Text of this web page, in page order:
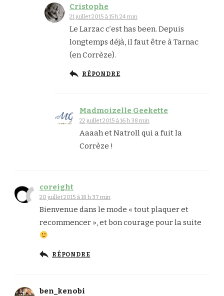
Cristophe
21 juillet 2015 à 15 h 24 min
Le Larzac c’est has been. Depuis
longtemps déjà, il faut être à Tarnac
(en Corrèze).
RÉPONDRE
Madmoizelle Geekette
22 juillet 2015 à 16 h 38 min
Aaaah et Natroll qui a fuit la
Corrèze !
coreight
20 juillet 2015 à 18 h 37 min
Bienvenue dans le mode « tout plaquer et
recommencer », et bon courage pour la suite
RÉPONDRE
ben_kenobi